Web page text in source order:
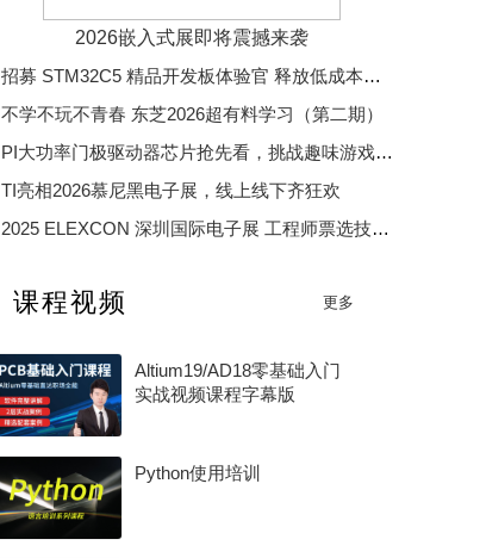
hyrzwwy hyrzwwy
393994856
2026嵌入式展即将震撼来袭
招募 STM32C5 精品开发板体验官 释放低成本、低功耗、高效率开发魅力
不学不玩不青春 东芝2026超有料学习（第二期）
PI大功率门极驱动器芯片抢先看，挑战趣味游戏赢精美好礼
TI亮相2026慕尼黑电子展，线上线下齐狂欢
2025 ELEXCON 深圳国际电子展 工程师票选技术大奖
2025 年度电子产业卓越奖
课程视频 更多
Altium19/AD18零基础入门
实战视频课程字幕版
Python使用培训